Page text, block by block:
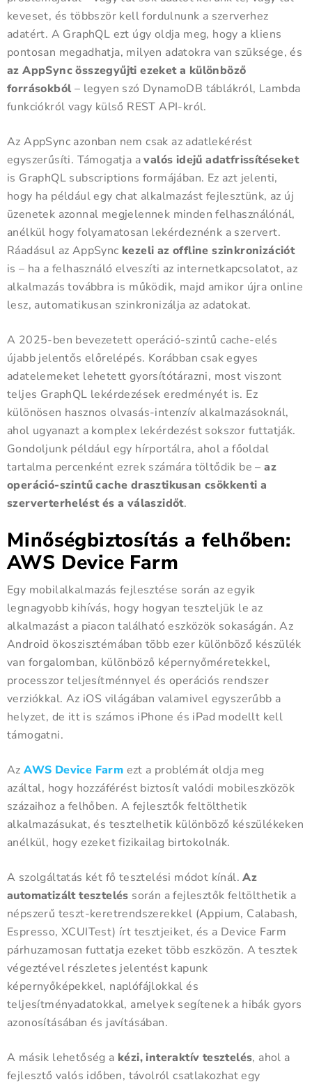
keveset, és többször kell fordulnunk a szerverhez
adatért. A GraphQL ezt úgy oldja meg, hogy a kliens
pontosan megadhatja, milyen adatokra van szüksége, és
az AppSync összegyűjti ezeket a különböző
forrásokból – legyen szó DynamoDB táblákról, Lambda
funkciókról vagy külső REST API-król.
Az AppSync azonban nem csak az adatlekérést
egyszerűsíti. Támogatja avalós idejű adatfrissítéseket
is GraphQL subscriptions formájában. Ez azt jelenti,
hogy ha például egy chat alkalmazást fejlesztünk, az új
üzenetek azonnal megjelennek minden felhasználónál,
anélkül hogy folyamatosan lekérdeznénk a szervert.
Ráadásul az AppSync kezeli az offline szinkronizációt
is – ha a felhasználó elveszíti az internetkapcsolatot, az
alkalmazás továbbra is működik, majd amikor újra online
lesz, automatikusan szinkronizálja az adatokat.
A 2025-ben bevezetett operáció-szintű cache-elés
újabb jelentős előrelépés. Korábban csak egyes
adatelemeket lehetett gyorsítótárazni, most viszont
teljes GraphQL lekérdezések eredményét is. Ez
különösen hasznos olvasás-intenzív alkalmazásoknál,
ahol ugyanazt a komplex lekérdezést sokszor futtatják.
Gondoljunk például egy hírportálra, ahol a főoldal
tartalma percenként ezrek számára töltődik be –az
operáció-szintű cache drasztikusan csökkenti a
szerverterhelést és a válaszidőt.
Minőségbiztosítás a felhőben:
AWS Device Farm
Egy mobilalkalmazás fejlesztése során az egyik
legnagyobb kihívás, hogy hogyan teszteljük le az
alkalmazást a piacon található eszközök sokaságán. Az
Android ökoszisztémában több ezer különböző készülék
van forgalomban, különböző képernyőméretekkel,
processzor teljesítménnyel és operációs rendszer
verziókkal. Az iOS világában valamivel egyszerűbb a
helyzet, de itt is számos iPhone és iPad modellt kell
támogatni.
AzAWS Device Farm ezt a problémát oldja meg
azáltal, hogy hozzáférést biztosít valódi mobileszközök
százaihoz a felhőben. A fejlesztők feltölthetik
alkalmazásukat, és tesztelhetik különböző készülékeken
anélkül, hogy ezeket fizikailag birtokolnák.
A szolgáltatás két fő tesztelési módot kínál.Az
automatizált tesztelés során a fejlesztők feltölthetik a
népszerű teszt-keretrendszerekkel (Appium, Calabash,
Espresso, XCUITest) írt tesztjeiket, és a Device Farm
párhuzamosan futtatja ezeket több eszközön. A tesztek
végeztével részletes jelentést kapunk
képernyőképekkel, naplófájlokkal és
teljesítményadatokkal, amelyek segítenek a hibák gyors
azonosításában és javításában.
A másik lehetőség a kézi, interaktív tesztelés, ahol a
fejlesztő valós időben, távolról csatlakozhat egy